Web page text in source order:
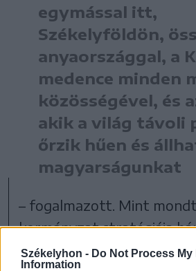
Székelyhon - Do Not Process My
Information
egymással itt,
Székelyföldön,
anyaországgal, a
medence minden
közösségével, és
akik a világ távoli
őrzik hűen és
magyarságunkat
– fogalmazott. Mint
kormányzat stratégiája
építkezik: